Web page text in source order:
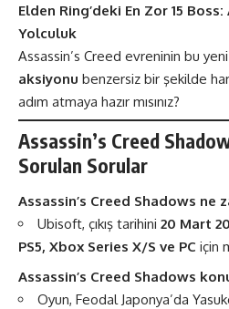
Elden Ring’deki En Zor 15
Yolculuk
Assassin’s Creed evreninin bu
aksiyonu benzersiz bir şekilde
adım atmaya hazır mısınız?
Assassin’s Creed
Sorulan Sorular
Assassin’s Creed Shadows ne
Ubisoft, çıkış tarihini 20 Mart
PS5, Xbox Series X/S ve PC için
Assassin’s Creed Shadows
Oyun, Feodal Japonya’da